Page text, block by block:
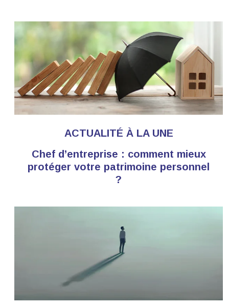
ACTUALITÉ À LA UNE
Chef d’entreprise : comment mieux
protéger votre patrimoine personnel
?